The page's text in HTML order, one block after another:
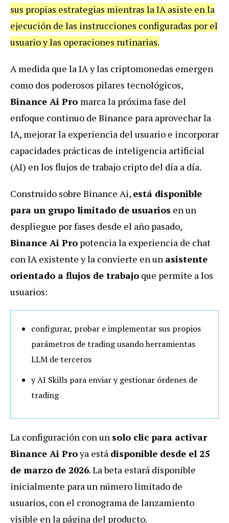
sus propias estrategias mientras la IA asiste en la
ejecución de las instrucciones configuradas por el
usuario y las operaciones rutinarias.
A medida que la IA y las criptomonedas emergen
como dos poderosos pilares tecnológicos,
Binance Ai Pro marca la próxima fase del
enfoque continuo de Binance para aprovechar la
IA, mejorar la experiencia del usuario e incorporar
capacidades prácticas de inteligencia artificial
(AI) en los flujos de trabajo cripto del día a día.
Construido sobre Binance Ai, está disponible
para un grupo limitado de usuarios en un
despliegue por fases desde el año pasado,
Binance Ai Pro potencia la experiencia de chat
con IA existente y la convierte en un asistente
orientado a flujos de trabajo que permite a los
usuarios:
configurar, probar e implementar sus propios
parámetros de trading usando herramientas
LLM de terceros
y AI Skills para enviar y gestionar órdenes de
trading
La configuración con un solo clic para activar
Binance Ai Proya está disponible desde el 25
de marzo de 2026. La beta estará disponible
inicialmente para un número limitado de
usuarios, con el cronograma de lanzamiento
visible en la página del producto.